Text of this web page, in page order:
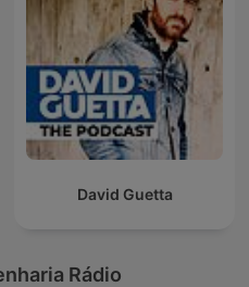
David Guetta
Rádio